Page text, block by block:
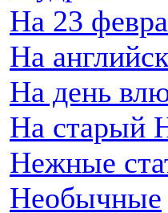
На 23
На
На день
На старый
Нежные
Необычные